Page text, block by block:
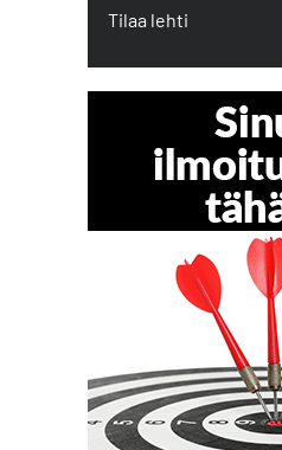
Tilaa lehti